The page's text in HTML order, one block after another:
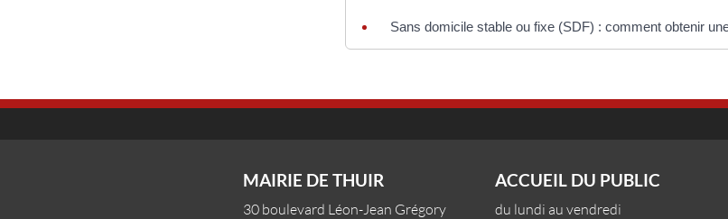
Sans domicile stable ou fixe (SDF) : comment obtenir
MAIRIE DE THUIR
30 boulevard Léon-Jean Grégory
ACCUEIL DU PUBLIC
du lundi au vendredi